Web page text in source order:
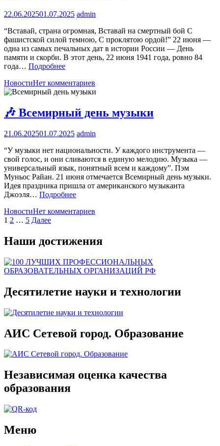
22.06.202501.07.2025 admin
“Вставай, страна огромная, Вставай на смертный бой С
фашистской силой темною, С проклятою ордой!” 22 июня —
одна из самых печальных дат в истории России — День
памяти и скорби. В этот день, 22 июня 1941 года, ровно 84
года… Подробнее
НовостиНет комментариев
🎶 Всемирный день музыки
21.06.202501.07.2025 admin
“У музыки нет национальности. У каждого инструмента —
свой голос, и они сливаются в единую мелодию. Музыка —
универсальный язык, понятный всем и каждому”. Пэм
Муньос Райан. 21 июня отмечается Всемирный день музыки.
Идея праздника пришла от американского музыканта
Джоэля… Подробнее
НовостиНет комментариев
Пагинация
записей
1 2 … 5 Далее
Наши достижения
Десятилетие науки и технологии
АИС Сетевой город. Образование
Независимая оценка качества
образования
Меню